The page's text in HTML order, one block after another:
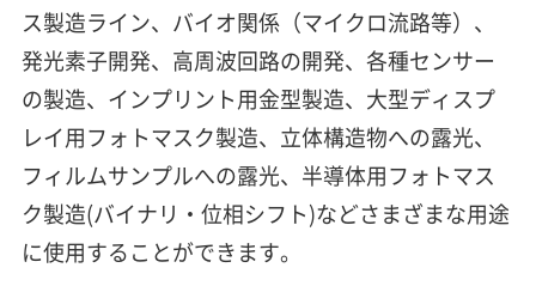
ス製造ライン、バイオ関係（マイクロ流路等）、
発光素子開発、高周波回路の開発、各種センサー
の製造、インプリント用金型製造、大型ディスプ
レイ用フォトマスク製造、立体構造物への露光、
フィルムサンプルへの露光、半導体用フォトマス
ク製造(バイナリ・位相シフト)などさまざまな用途
に使用することができます。